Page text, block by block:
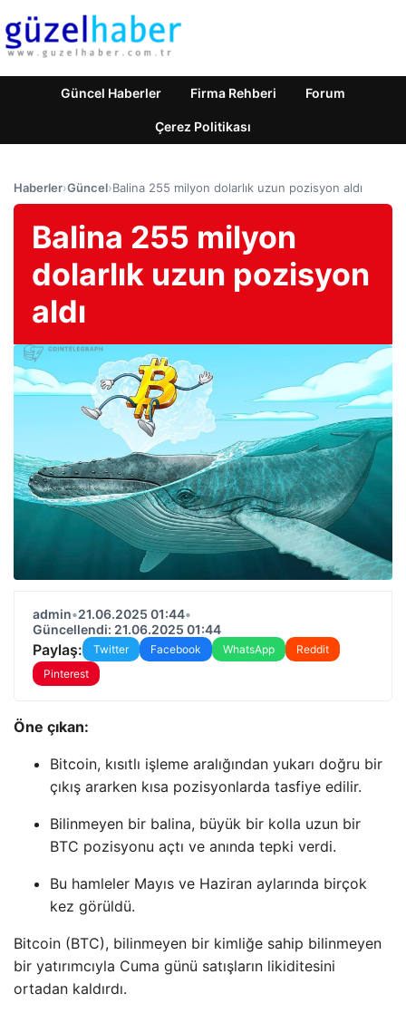
Güncel Haberler Firma Rehberi Forum
Çerez Politikası
Haberler›Güncel›Balina 255 milyon dolarlık uzun pozisyon aldı
Balina 255 milyon
dolarlık uzun pozisyon
aldı
admin•21.06.2025 01:44•
Güncellendi: 21.06.2025 01:44
Paylaş: Twitter Facebook WhatsApp
Reddit
Pinterest
Öne çıkan:
Bitcoin, kısıtlı işleme aralığından yukarı doğru bir
çıkış ararken kısa pozisyonlarda tasfiye edilir.
Bilinmeyen bir balina, büyük bir kolla uzun bir
BTC pozisyonu açtı ve anında tepki verdi.
Bu hamleler Mayıs ve Haziran aylarında birçok
kez görüldü.
Bitcoin (BTC), bilinmeyen bir kimliğe sahip bilinmeyen
bir yatırımcıyla Cuma günü satışların likiditesini
ortadan kaldırdı.